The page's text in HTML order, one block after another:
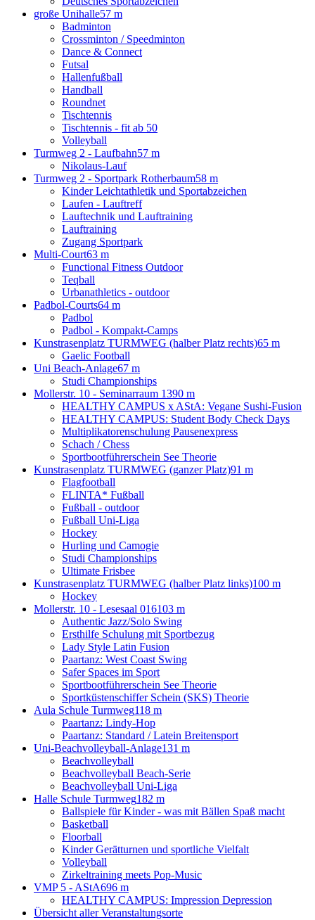
große Unihalle57 m
Badminton
Crossminton / Speedminton
Dance & Connect
Futsal
Hallenfußball
Handball
Roundnet
Tischtennis
Tischtennis - fit ab 50
Volleyball
Turmweg 2 - Laufbahn57 m
Nikolaus-Lauf
Turmweg 2 - Sportpark Rotherbaum58 m
Kinder Leichtathletik und Sportabzeichen
Laufen - Lauftreff
Lauftechnik und Lauftraining
Lauftraining
Zugang Sportpark
Multi-Court63 m
Functional Fitness Outdoor
Teqball
Urbanathletics - outdoor
Padbol-Courts64 m
Padbol
Padbol - Kompakt-Camps
Kunstrasenplatz TURMWEG (halber Platz rechts)65 m
Gaelic Football
Uni Beach-Anlage67 m
Studi Championships
Mollerstr. 10 - Seminarraum 1390 m
HEALTHY CAMPUS x AStA: Vegane Sushi-Fusion
HEALTHY CAMPUS: Student Body Check Days
Multiplikatorenschulung Pausenexpress
Schach / Chess
Sportbootführerschein See Theorie
Kunstrasenplatz TURMWEG (ganzer Platz)91 m
Flagfootball
FLINTA* Fußball
Fußball - outdoor
Fußball Uni-Liga
Hockey
Hurling und Camogie
Studi Championships
Ultimate Frisbee
Kunstrasenplatz TURMWEG (halber Platz links)100 m
Hockey
Mollerstr. 10 - Lesesaal 016103 m
Authentic Jazz/Solo Swing
Ersthilfe Schulung mit Sportbezug
Lady Style Latin Fusion
Paartanz: West Coast Swing
Safer Spaces im Sport
Sportbootführerschein See Theorie
Sportküstenschiffer Schein (SKS) Theorie
Aula Schule Turmweg118 m
Paartanz: Lindy-Hop
Paartanz: Standard / Latein Breitensport
Uni-Beachvolleyball-Anlage131 m
Beachvolleyball
Beachvolleyball Beach-Serie
Beachvolleyball Uni-Liga
Halle Schule Turmweg182 m
Ballspiele für Kinder - was mit Bällen Spaß macht
Basketball
Floorball
Kinder Gerätturnen und sportliche Vielfalt
Volleyball
Zirkeltraining meets Pop-Music
VMP 5 - AStA696 m
HEALTHY CAMPUS: Impression Depression
Übersicht aller Veranstaltungsorte